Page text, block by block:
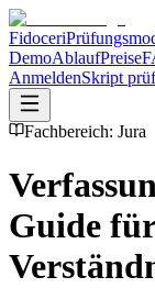
Fidoceri
DemoAblaufPreise
AnmeldenSkript
Fachbereich: Jura
Guide